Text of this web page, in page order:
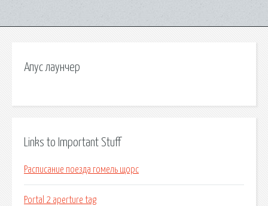
Апус лаунчер
Links to Important Stuff
Расписание поезда гомель щорс
Portal 2 aperture tag